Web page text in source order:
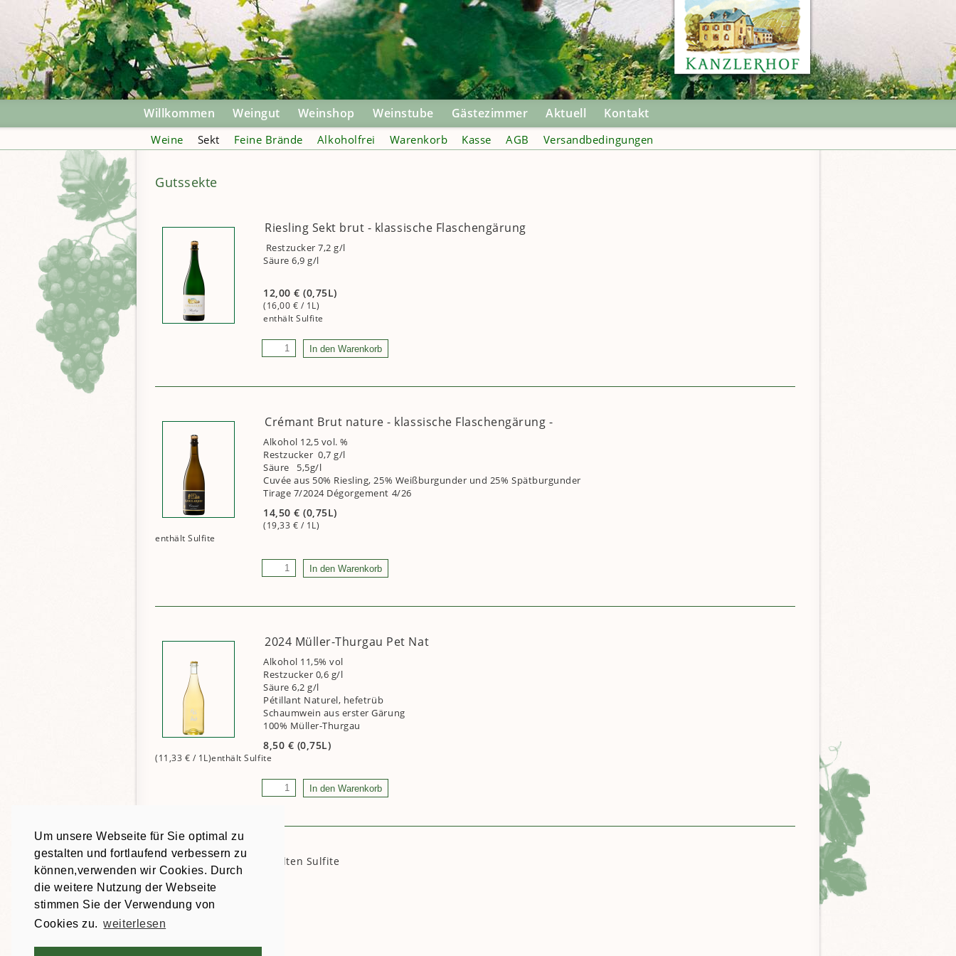
Um unsere Webseite für Sie optimal zu
gestalten und fortlaufend verbessern zu
können,verwenden wir Cookies. Durch
die weitere Nutzung der Webseite
stimmen Sie der Verwendung von
Cookies zu. weiterlesen
Willkommen Weingut Weinshop Weinstube Gästezimmer Aktuell Kontakt
Weine Sekt Feine Brände Alkoholfrei Warenkorb Kasse AGB Versandbedingungen
Gutssekte
Riesling Sekt brut - klassische Flaschengärung
Restzucker 7,2 g/l
Säure 6,9 g/l
12,00€ (0,75L)
(16,00 € / 1L)
Crémant Brut nature - klassische Flaschengärung -
Alkohol 12,5 vol. %
Restzucker 0,7 g/l
Säure 5,5g/l
Cuvée aus 50% Riesling, 25% Weißburgunder und 25% Spätburgunder
Tirage 7/2024 Dégorgement 4/26
14,50€ (0,75L)
(19,33 € / 1L)
2024 Müller-Thurgau Pet Nat
Alkohol 11,5% vol
Restzucker 0,6 g/l
Säure 6,2 g/l
Pétillant Naturel, hefetrüb
Schaumwein aus erster Gärung
100% Müller-Thurgau
8,50 € (0,75L)
(11,33 € / 1L)
* Weine und Sekte enthalten Sulfite